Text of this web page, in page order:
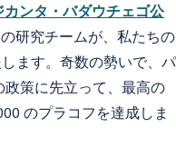
カンタ・バダウチェゴ公
研究チームが、私たちの
ます。奇数の勢いで、パ
策に先立って、最高の
のプラコフを達成しま